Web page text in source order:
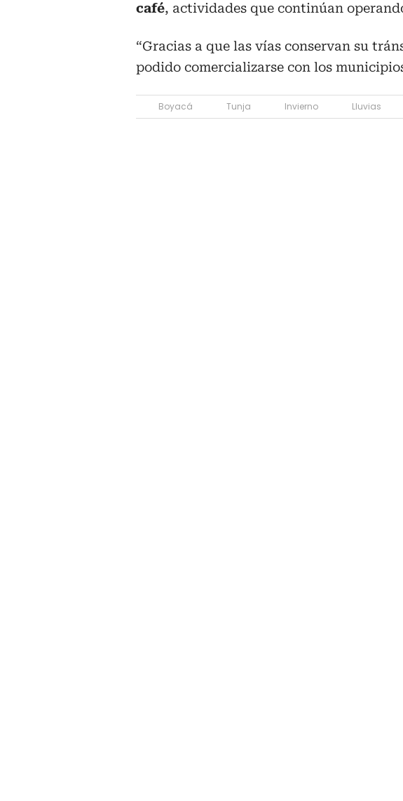
café, actividades que continúan
“Gracias a que las vías conservan su
podido comercializarse con los
Boyacá Tunja Invierno Lluvias